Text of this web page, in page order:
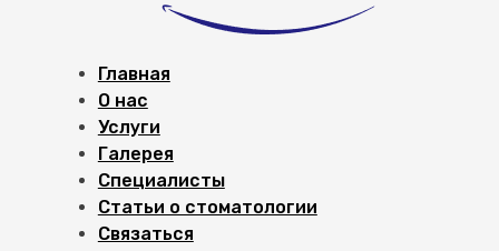
Главная
О нас
Услуги
Галерея
Специалисты
Статьи о стоматологии
Связаться